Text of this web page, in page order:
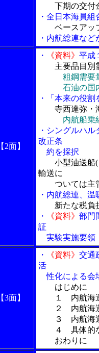
下期の交付
・全日本海員
ベースアッ
・内航総連な
【2面】
・ 《資料》 平成
主要品目別
粗鋼需要
石油の国内
・「本来の役
寺西達弥・
内航船乗
・シングルハ
改正条
約を採択
小型油送船
輸送に
ついては主
・内航総連、
新たな税負
・
《資料》 部門
証
実験実施要領
【3面】
・ 《資料》 交通
活
性化による会
はじめに
１ 内航海運
２ 内航海運
３ 内航海運
４ 具体的な
おわりに